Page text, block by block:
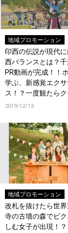
地域プロモーション
印西の伝説が現代
西バランスとは？
PR動画が完成！！
学ぶ、新感覚エク
ス！？一度観たらク
ダンスによるPR動
2019/12/13
地域プロモーション
改札を抜けたら世
寺の古墳の森でピ
しむ女子が出現！？